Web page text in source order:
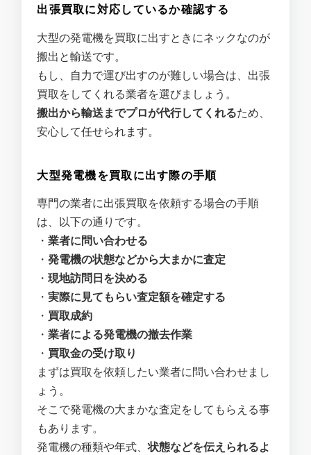
出張買取に対応しているか確認する
大型の発電機を買取に出すときにネックなのが
搬出と輸送です。
もし、自力で運び出すのが難しい場合は、出張
買取をしてくれる業者を選びましょう。
搬出から輸送までプロが代行してくれるため、
安心して任せられます。
大型発電機を買取に出す際の手順
専門の業者に出張買取を依頼する場合の手順
は、以下の通りです。
・業者に問い合わせる
・発電機の状態などから大まかに査定
・現地訪問日を決める
・実際に見てもらい査定額を確定する
・ 買取成約
・業者による発電機の撤去作業
・ 買取金の受け取り
まずは買取を依頼したい業者に問い合わせまし
ょう。
そこで発電機の大まかな査定をしてもらえる事
もあります。
発電機の種類や年式、状態などを伝えられるよ